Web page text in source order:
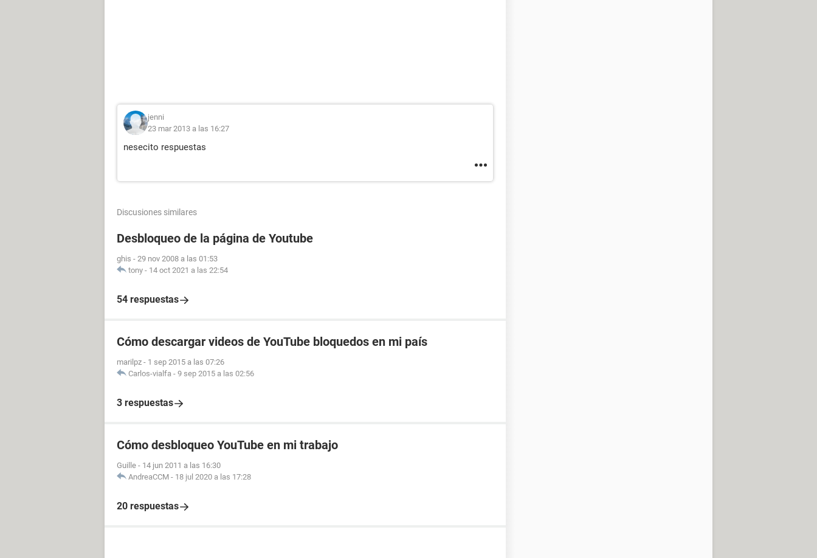
jenni
23 mar 2013 a las 16:27
nesecito respuestas
Discusiones similares
Desbloqueo de la página de Youtube
ghis - 29 nov 2008 a las 01:53
tony - 14 oct 2021 a las 22:54
54 respuestas
Cómo descargar videos de YouTube bloquedos en mi país
marilpz - 1 sep 2015 a las 07:26
Carlos-vialfa - 9 sep 2015 a las 02:56
3 respuestas
Cómo desbloqueo YouTube en mi trabajo
Guille - 14 jun 2011 a las 16:30
AndreaCCM - 18 jul 2020 a las 17:28
20 respuestas